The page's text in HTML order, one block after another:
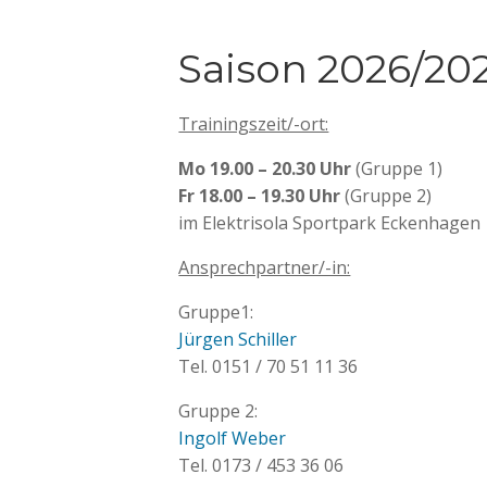
Saison 2026/
Trainingszeit/-ort:
Mo 19.00 – 20.30 Uhr(Gruppe 1)
Fr 18.00 – 19.30 Uhr(Gruppe 2)
im Elektrisola Sportpark Eckenhagen
Ansprechpartner/-in:
Gruppe1:
Jürgen Schiller
Tel. 0151 / 70 51 11 36
Gruppe 2:
Ingolf Weber
Tel. 0173 / 453 36 06